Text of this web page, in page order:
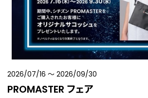
2026/07/16 〜 2026/09/30
PROMASTER フェア